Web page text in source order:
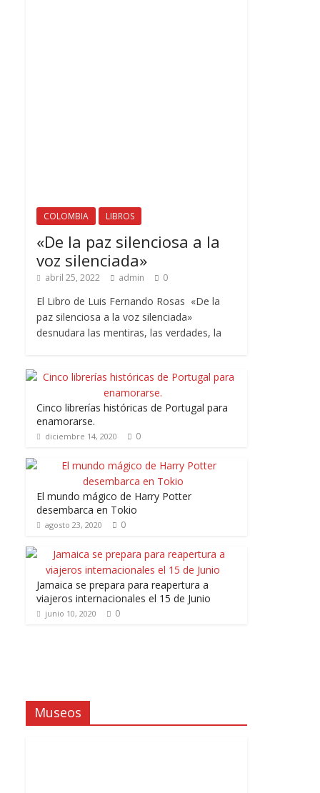
COLOMBIA LIBROS
«De la paz silenciosa a la
voz silenciada»
abril 25, 2022 admin 0
El Libro de Luis Fernando Rosas «De la
paz silenciosa a la voz silenciada»
desnudara las mentiras, las verdades, la
Cinco librerías históricas de Portugal para
enamorarse.
diciembre 14, 2020 0
El mundo mágico de Harry Potter
desembarca en Tokio
agosto 23, 2020 0
Jamaica se prepara para reapertura a
viajeros internacionales el 15 de Junio
junio 10, 2020 0
Museos